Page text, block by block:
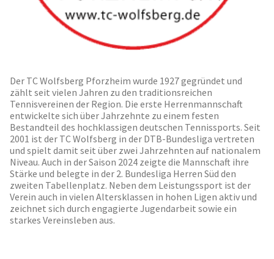
Der TC Wolfsberg Pforzheim wurde 1927 gegründet und
zählt seit vielen Jahren zu den traditionsreichen
Tennisvereinen der Region. Die erste Herrenmannschaft
entwickelte sich über Jahrzehnte zu einem festen
Bestandteil des hochklassigen deutschen Tennissports. Seit
2001 ist der TC Wolfsberg in der DTB-Bundesliga vertreten
und spielt damit seit über zwei Jahrzehnten auf nationalem
Niveau. Auch in der Saison 2024 zeigte die Mannschaft ihre
Stärke und belegte in der 2. Bundesliga Herren Süd den
zweiten Tabellenplatz. Neben dem Leistungssport ist der
Verein auch in vielen Altersklassen in hohen Ligen aktiv und
zeichnet sich durch engagierte Jugendarbeit sowie ein
starkes Vereinsleben aus.